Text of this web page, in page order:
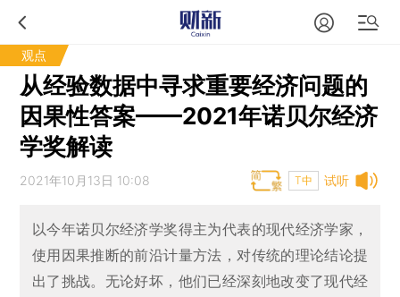
观点
从经验数据中寻求重要经济问题的
因果性答案——2021年诺贝尔经济
学奖解读
试听
2021年10月13日 10:08 T中
以今年诺贝尔经济学奖得主为代表的现代经济学家，
使用因果推断的前沿计量方法，对传统的理论结论提
出了挑战。无论好坏，他们已经深刻地改变了现代经